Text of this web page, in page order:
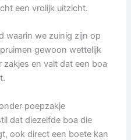
een vrolijk uitzicht.
waarin we zuinig zijn op
gewoon wettelijk
en valt dat een boa
poepzakje
dat diezelfde boa die
ook direct een boete kan